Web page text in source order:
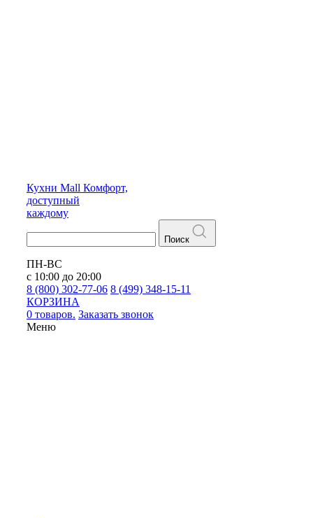
Кухни Mall Комфорт,
доступный
каждому
Поиск
ПН-ВС
с 10:00 до 20:00
8 (800) 302-77-06 8 (499) 348-15-11
КОРЗИНА
0 товаров. Заказать звонок
Меню